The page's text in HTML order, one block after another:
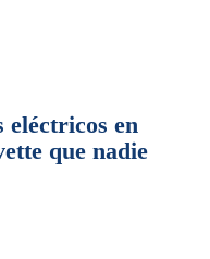
eléctricos en
que nadie